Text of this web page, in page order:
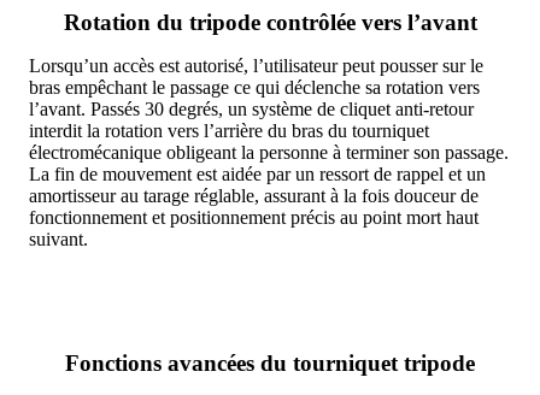
Rotation du tripode contrôlée vers l’avant
Lorsqu’un accès est autorisé, l’utilisateur peut pousser sur le
bras empêchant le passage ce qui déclenche sa rotation vers
l’avant. Passés 30 degrés, un système de cliquet anti-retour
interdit la rotation vers l’arrière du bras du tourniquet
électromécanique obligeant la personne à terminer son passage.
La fin de mouvement est aidée par un ressort de rappel et un
amortisseur au tarage réglable, assurant à la fois douceur de
fonctionnement et positionnement précis au point mort haut
suivant.
Fonctions avancées du tourniquet tripode